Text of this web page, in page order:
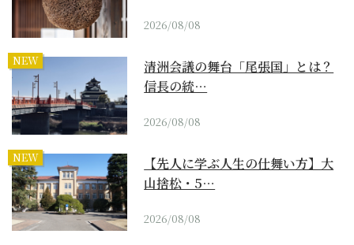
2026/08/08
NEW
清洲会議の舞台「尾張国」とは？
信長の統…
2026/08/08
NEW
【先人に学ぶ人生の仕舞い方】大
山捨松・5…
2026/08/08